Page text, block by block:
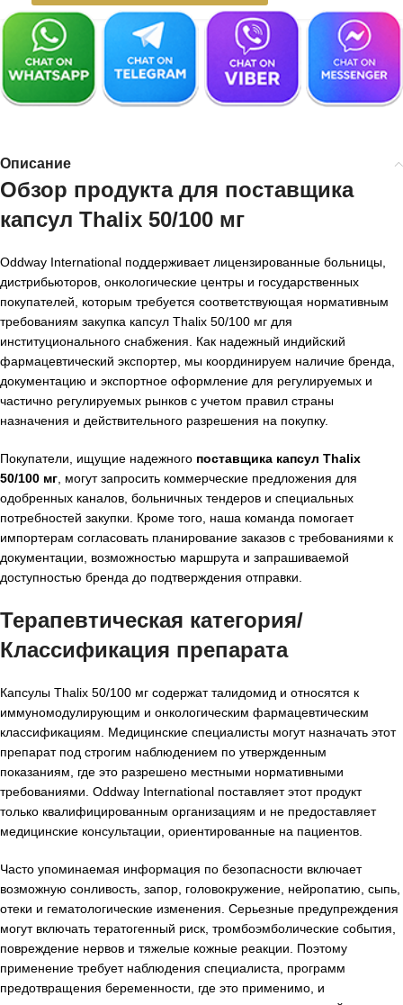
Описание
Обзор продукта для поставщика
капсул Thalix 50/100 мг
Oddway International поддерживает лицензированные больницы,
дистрибьюторов, онкологические центры и государственных
покупателей, которым требуется соответствующая нормативным
требованиям закупка капсул Thalix 50/100 мг для
институционального снабжения. Как надежный индийский
фармацевтический экспортер, мы координируем наличие бренда,
документацию и экспортное оформление для регулируемых и
частично регулируемых рынков с учетом правил страны
назначения и действительного разрешения на покупку.
Покупатели, ищущие надежного поставщика капсул Thalix
50/100 мг , могут запросить коммерческие предложения для
одобренных каналов, больничных тендеров и специальных
потребностей закупки. Кроме того, наша команда помогает
импортерам согласовать планирование заказов с требованиями к
документации, возможностью маршрута и запрашиваемой
доступностью бренда до подтверждения отправки.
Терапевтическая категория/
Классификация препарата
Капсулы Thalix 50/100 мг содержат талидомид и относятся к
иммуномодулирующим и онкологическим фармацевтическим
классификациям. Медицинские специалисты могут назначать этот
препарат под строгим наблюдением по утвержденным
показаниям, где это разрешено местными нормативными
требованиями. Oddway International поставляет этот продукт
только квалифицированным организациям и не предоставляет
медицинские консультации, ориентированные на пациентов.
Часто упоминаемая информация по безопасности включает
возможную сонливость, запор, головокружение, нейропатию, сыпь,
отеки и гематологические изменения. Серьезные предупреждения
могут включать тератогенный риск, тромбоэмболические события,
повреждение нервов и тяжелые кожные реакции. Поэтому
применение требует наблюдения специалиста, программ
предотвращения беременности, где это применимо, и